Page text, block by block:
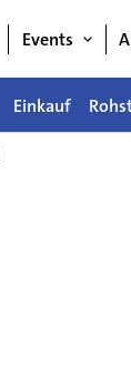
Events
Einkauf